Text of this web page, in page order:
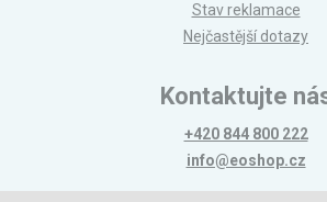
Stav reklamace
Nejčastější dotazy
Kontaktujte
+420 844 800 222
info@eoshop.cz